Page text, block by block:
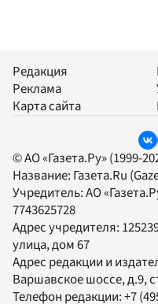
Редакция
Реклама
Карта сайта
© АО «Газета.Ру» (1999-
Название: Газета.Ru
Учредитель:АО
7743625728
Адрес учредителя:
улица, дом 67
Адрес редакции и
Варшавское шоссе, д.9,
Телефон редакции:+7